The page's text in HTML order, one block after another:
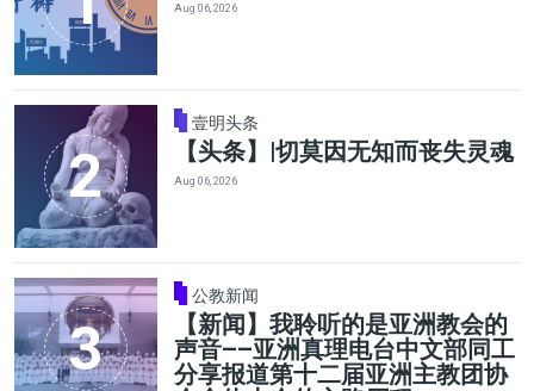
Aug 06, 2026
壹明头条
【头条】|切莫因无知而丧失灵魂
Aug 06, 2026
公教新闻
【新闻】我聆听的是亚洲教会的
声音——亚洲真理电台中文部同工
分享报道第十二届亚洲主教团协